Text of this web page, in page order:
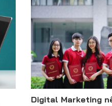
Digital Marketing